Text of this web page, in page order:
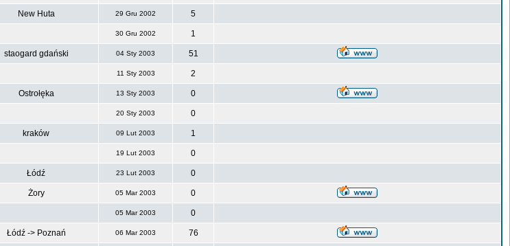
New Huta 29 Gru 2002 5
30 Gru 2002 1
staogard gdański 04 Sty 2003 51
11 Sty 2003 2
Ostrołęka 13 Sty 2003 0
20 Sty 2003 0
kraków 09 Lut 2003 1
19 Lut 2003 0
Łódź 23 Lut 2003 0
Żory 05 Mar 2003 0
05 Mar 2003 0
Łódź -> Poznań 06 Mar 2003 76